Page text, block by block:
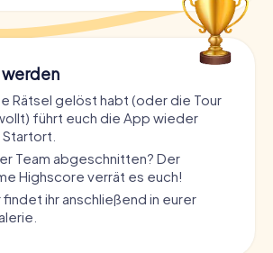
Rätsel gelöst habt (oder die Tour
führt euch die App wieder
Team abgeschnitten? Der
Highscore verrät es euch!
findet ihr anschließend in eurer